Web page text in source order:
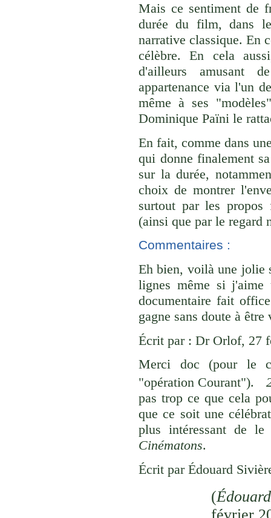
Mais ce sentiment de
durée du film, dans
narrative classique. En
célèbre. En cela
d'ailleurs amusant
appartenance via l'un
même à ses
Dominique Païni le
En fait, comme dans
qui donne finalement
sur la durée,
choix de montrer
surtout par les
(ainsi que par le regard
Commentaires :
Eh bien, voilà une jolie
lignes même si
documentaire fait
gagne sans doute à
Écrit par : Dr Orlof, 27
Merci doc (pour le
"opération Courant").
pas trop ce que cela
que ce soit une
plus intéressant de
Cinématons.
Écrit par Édouard
(